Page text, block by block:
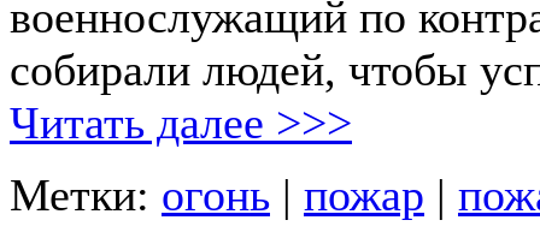
военнослужащий по
собирали людей, чтобы
Читать далее >>>
Метки: огонь | пожар |